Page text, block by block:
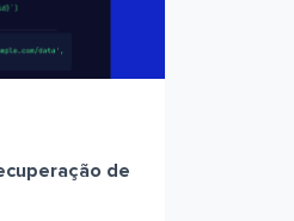
de